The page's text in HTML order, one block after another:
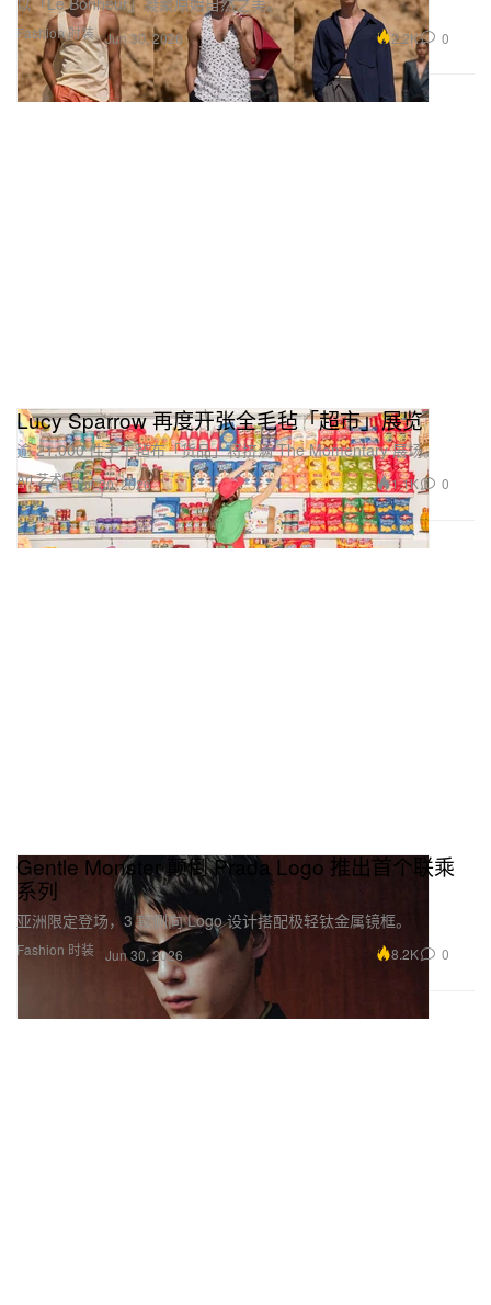
Fashion 时装 Jun 30, 2026 2.2K 0
Art 艺术
Lucy Sparrow 再度开张全毛毡「超市」展览
逾 21,000 件手工毡布「货品」将挤满 The Momentary 展场。
Jun 30, 2026 1.1K 0
Fashion 时装
Gentle Monster 颠倒 Prada Logo 推出首个联乘
系列
亚洲限定登场，3 款侧向 Logo 设计搭配极轻钛金属镜框。
Jun 30, 2026 8.2K 0